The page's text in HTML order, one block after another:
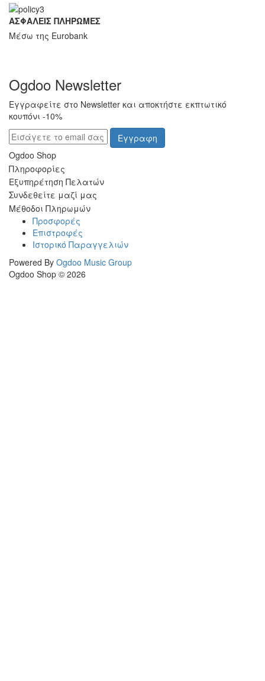
ΑΣΦΑΛΕΙΣ ΠΛΗΡΩΜΕΣ
Μέσω της Eurobank
Ogdoo Newsletter
Εγγραφείτε στο Newsletter και αποκτήστε εκπτωτικό
κουπόνι -10%
Εγγραφη
Ogdoo Shop
Πληροφορίες
Εξυπηρέτηση Πελατών
Συνδεθείτε μαζί μας
Μέθοδοι Πληρωμών
Προσφορές
Επιστροφές
Ιστορικό Παραγγελιών
Powered By Ogdoo Music Group
Ogdoo Shop © 2026